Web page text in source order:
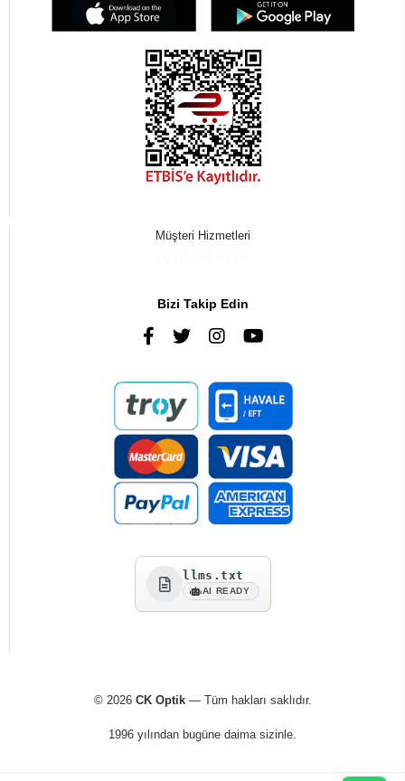
Müşteri Hizmetleri
Bizi Takip Edin
llms.txt
AI READY
© 2026 CK Optik— Tüm hakları saklıdır.
1996 yılından bugüne daima sizinle.